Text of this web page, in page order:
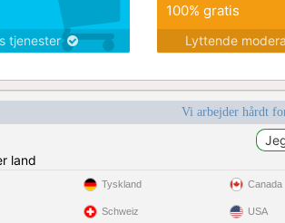
tjenester
100% gratis
Lyttende
Vi arbejder hårdt
land
Tyskland
Schweiz
Canada
USA